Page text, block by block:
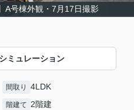
A号棟外観・7月17日撮影
ミュレーション
間取り 4LDK
階建て 2階建